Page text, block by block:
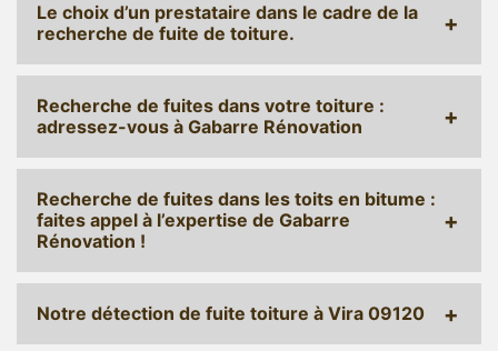
Le choix d’un prestataire dans le cadre de la
recherche de fuite de toiture.
Recherche de fuites dans votre toiture :
adressez-vous à Gabarre Rénovation
Recherche de fuites dans les toits en bitume :
faites appel à l’expertise de Gabarre
Rénovation !
Notre détection de fuite toiture à Vira 09120